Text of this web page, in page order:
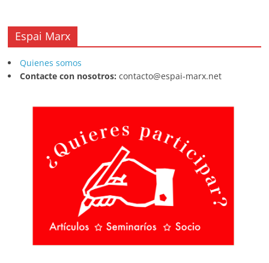
Espai Marx
Quienes somos
Contacte con nosotros: contacto@espai-marx.net